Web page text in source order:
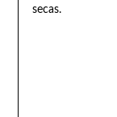
secas.